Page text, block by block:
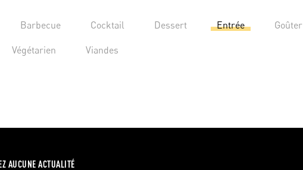
Barbecue Cocktail Dessert Entrée Goûter
Végétarien Viandes
AUCUNE ACTUALITÉ